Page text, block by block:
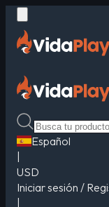
Español
USD
Iniciar sesión /